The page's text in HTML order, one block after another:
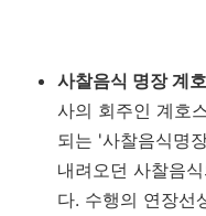
사찰음식 명장 계
사의 회주인 계호
되는 '사찰음식명
내려오던 사찰음
다. 수행의 연장선